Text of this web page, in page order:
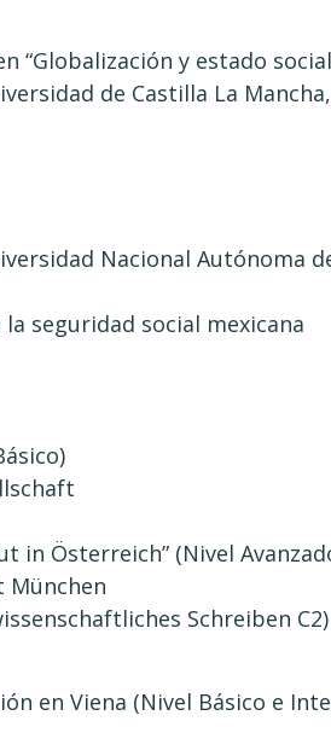
“Globalización y estado
de Castilla La
Nacional Autónoma
seguridad social mexicana
in Österreich” (Nivel
München
Schreiben C2)
en Viena (Nivel Básico e